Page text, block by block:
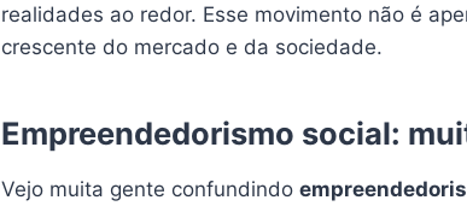
realidades ao redor. Esse movimento não é
crescente do mercado e da sociedade.
Empreendedorismo social:
Vejo muita gente confundindo